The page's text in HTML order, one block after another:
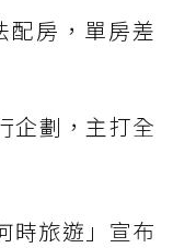
配房，單房差
企劃，主打全
時旅遊」宣布